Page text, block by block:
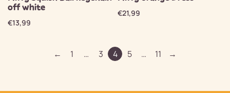
off white
€13,99
€21,99
← 1 … 3 4 5 … 11 →